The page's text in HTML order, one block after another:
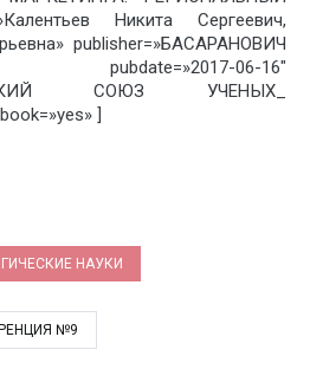
Никита Сергеевич,
publisher=»БАСАРАНОВИЧ
06-16″
СОЮЗ УЧЕНЫХ_
]
НАУКИ
№9